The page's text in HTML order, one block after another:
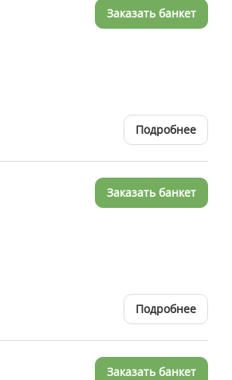
Подробнее
Заказать банкет
Подробнее
Заказать банкет
Заказать банкет